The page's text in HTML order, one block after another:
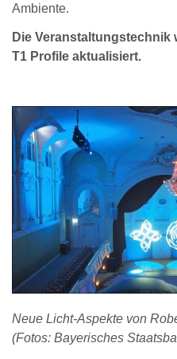
Ambiente.
Die Veranstaltungstechnik
T1 Profile aktualisiert.
Neue Licht-Aspekte von
(Fotos: Bayerisches